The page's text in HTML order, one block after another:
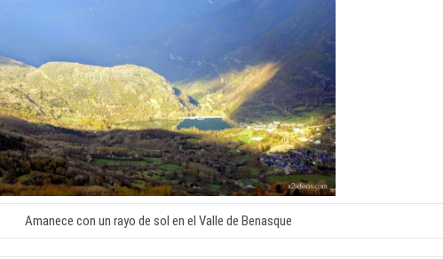
Amanece con un rayo de sol en el Valle de Benasque